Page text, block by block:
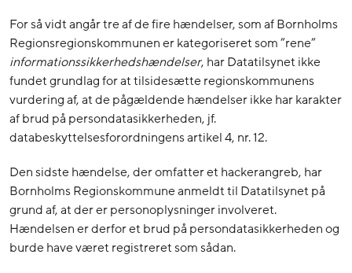
For så vidt angår tre af de fire hændelser, som af Bornholms
Regionsregionskommunen er kategoriseret som ”rene”
informationssikkerhedshændelser, har Datatilsynet ikke
fundet grundlag for at tilsidesætte regionskommunens
vurdering af, at de pågældende hændelser ikke har karakter
af brud på persondatasikkerheden, jf.
databeskyttelsesforordningens artikel 4, nr. 12.
Den sidste hændelse, der omfatter et hackerangreb, har
Bornholms Regionskommune anmeldt til Datatilsynet på
grund af, at der er personoplysninger involveret.
Hændelsen er derfor et brud på persondatasikkerheden og
burde have været registreret som sådan.